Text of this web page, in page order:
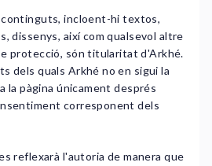
incloent-hi textos,
dissenys, així com qualsevol altre
protecció, són titularitat d'Arkhé.
dels quals Arkhé no en sigui la
la pàgina únicament després
corresponent dels
reflexarà l'autoria de manera que